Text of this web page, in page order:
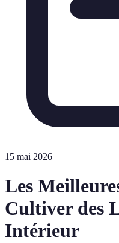
15 mai 2026
Les
Cultiver des
Intérieur